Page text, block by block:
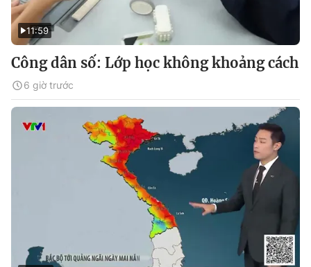
11:59
Công dân số: Lớp học không khoảng cách
6 giờ trước